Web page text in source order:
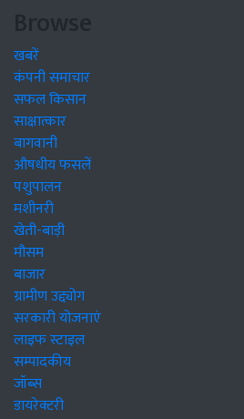
Browse
खबरें
कंपनी समाचार
सफल किसान
साक्षात्कार
बागवानी
औषधीय फसलें
पशुपालन
मशीनरी
खेती-बाड़ी
मौसम
बाजार
ग्रामीण उद्द्योग
सरकारी योजनाएं
लाइफ स्टाइल
सम्पादकीय
जॉब्स
डायरेक्टरी